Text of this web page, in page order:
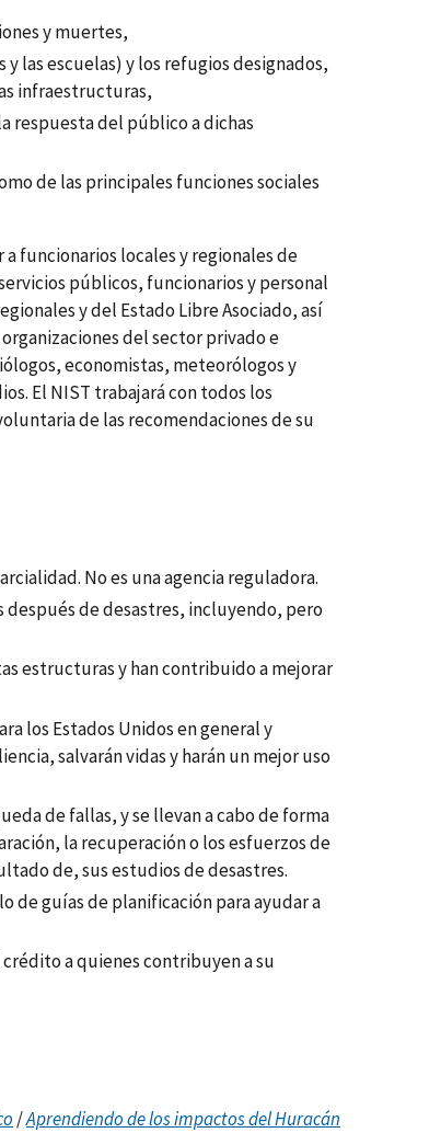
y muertes,
las escuelas) y los refugios designados,
infraestructuras,
respuesta del público a dichas
de las principales funciones sociales
funcionarios locales y regionales de
públicos, funcionarios y personal
y del Estado Libre Asociado, así
del sector privado e
economistas, meteorólogos y
El NIST trabajará con todos los
de las recomendaciones de su
No es una agencia reguladora.
de desastres, incluyendo, pero
estructuras y han contribuido a mejorar
los Estados Unidos en general y
salvarán vidas y harán un mejor uso
de fallas, y se llevan a cabo de forma
la recuperación o los esfuerzos de
de, sus estudios de desastres.
de guías de planificación para ayudar a
a quienes contribuyen a su
/Aprendiendo de los impactos del Huracán